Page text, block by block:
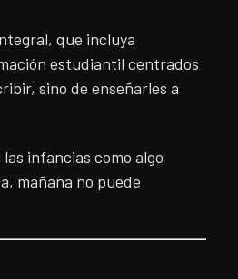
que incluya
estudiantil centrados
sino de enseñarles a
infancias como algo
mañana no puede